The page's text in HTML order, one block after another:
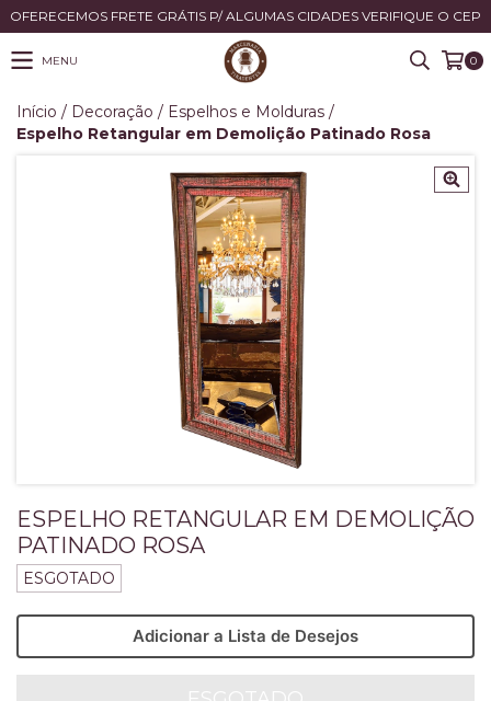
OFERECEMOS FRETE GRÁTIS P/ ALGUMAS CIDADES VERIFIQUE O CEP
MENU 0
Início / Decoração / Espelhos e Molduras /
Espelho Retangular em Demolição Patinado Rosa
ESPELHO RETANGULAR EM DEMOLIÇÃO
PATINADO ROSA
ESGOTADO
Adicionar a Lista de Desejos